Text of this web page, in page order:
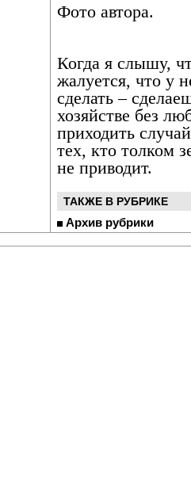
Фото автора.
Когда я слышу,
жалуется, что у
сделать –
хозяйстве без
приходить
тех, кто толком
не приводит.
ТАКЖЕ В РУБРИКЕ
Архив рубрики